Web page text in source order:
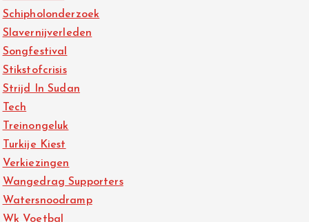
Schipholonderzoek
Slavernijverleden
Songfestival
Stikstofcrisis
Strijd In Sudan
Tech
Treinongeluk
Turkije Kiest
Verkiezingen
Wangedrag Supporters
Watersnoodramp
Wk Voetbal